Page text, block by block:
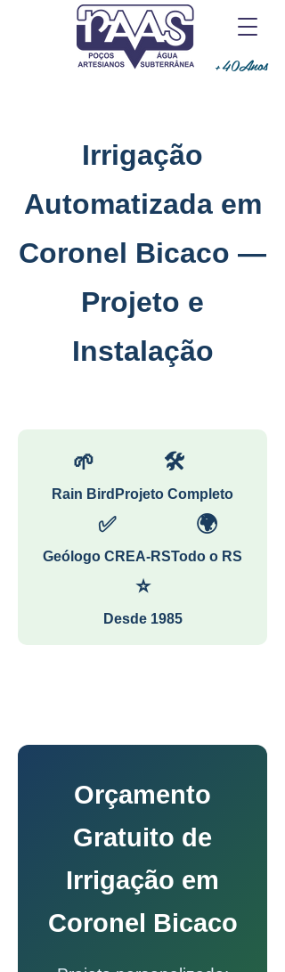
+40Anos
Irrigação
Automatizada em
Coronel Bicaco —
Projeto e
Instalação
🌱
Rain Bird
🛠
Projeto Completo
✅
Geólogo CREA-RS
🌍
Todo o RS
⭐
Desde 1985
Orçamento
Gratuito de
Irrigação em
Coronel Bicaco